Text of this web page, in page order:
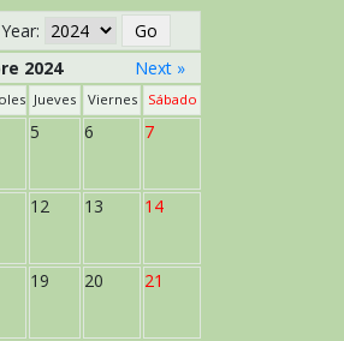
Year:
2024 Next »
Jueves Viernes Sábado
5 6 7
12 13 14
19 20 21